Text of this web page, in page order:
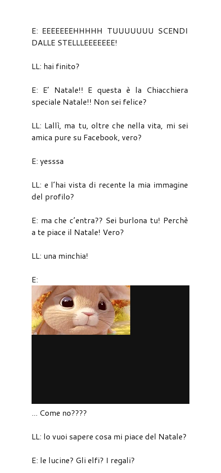
E: EEEEEEEHHHHH TUUUUUUU SCENDI
DALLE STELLLEEEEEEE!
LL: hai finito?
E: E’ Natale!! E questa è la Chiacchiera
speciale Natale!! Non sei felice?
LL: Lallì, ma tu, oltre che nella vita, mi sei
amica pure su Facebook, vero?
E: yesssa
LL: e l’hai vista di recente la mia immagine
del profilo?
E: ma che c’entra?? Sei burlona tu! Perchè
a te piace il Natale! Vero?
LL: una minchia!
E:
... Come no????
LL: lo vuoi sapere cosa mi piace del Natale?
E: le lucine? Gli elfi? I regali?